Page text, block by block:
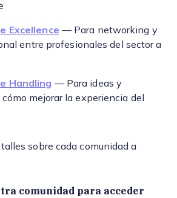
Excellence — Para networking y
entre profesionales del sector a
Handling — Para ideas y
mejorar la experiencia del
sobre cada comunidad a
comunidad para acceder